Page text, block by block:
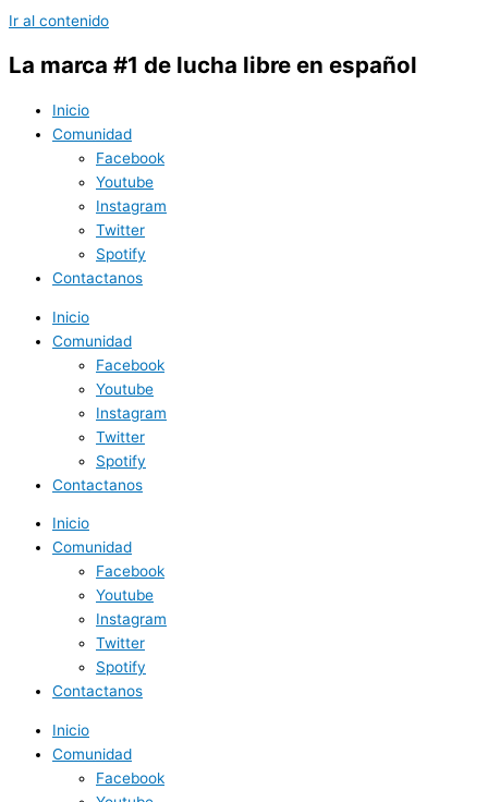
Ir al contenido
La marca #1 de lucha libre en español
Inicio
Comunidad
Facebook
Youtube
Instagram
Twitter
Spotify
Contactanos
Inicio
Comunidad
Facebook
Youtube
Instagram
Twitter
Spotify
Contactanos
Inicio
Comunidad
Facebook
Youtube
Instagram
Twitter
Spotify
Contactanos
Inicio
Comunidad
Facebook